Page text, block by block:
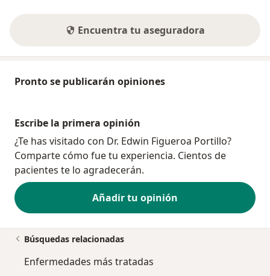
Encuentra tu aseguradora
Pronto se publicarán opiniones
Escribe la primera opinión
¿Te has visitado con Dr. Edwin Figueroa Portillo?
Comparte cómo fue tu experiencia. Cientos de
pacientes te lo agradecerán.
Añadir tu opinión
Búsquedas relacionadas
Enfermedades más tratadas